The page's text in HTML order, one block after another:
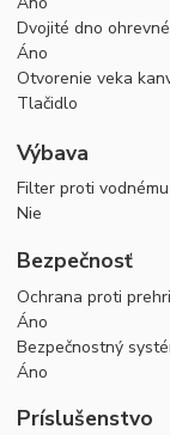
Dvojité dno
Áno
Otvorenie veka
Tlačidlo
Výbava
Filter proti
Nie
Bezpečnosť
Ochrana proti
Áno
Bezpečnostný
Áno
Príslušenstvo